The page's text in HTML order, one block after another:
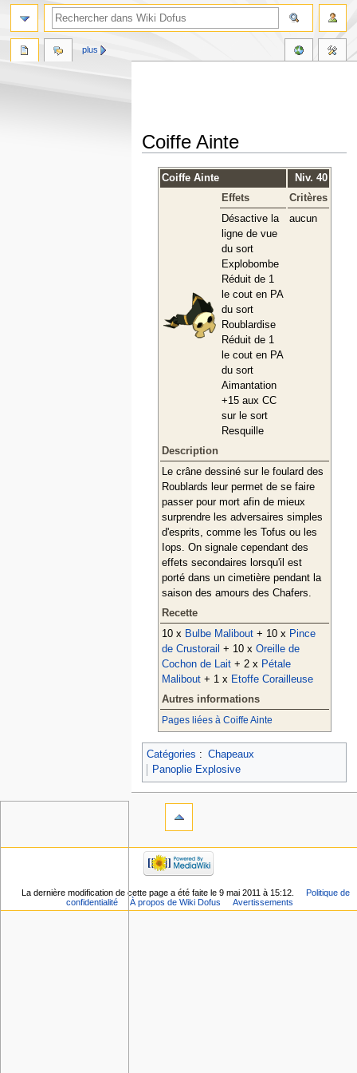
Coiffe Ainte
Coiffe Ainte
Niv. 40
Effets
Critères
Désactive la
ligne de vue
du sort
Explobombe
Réduit de 1
le cout en PA
du sort
Roublardise
Réduit de 1
le cout en PA
du sort
Aimantation
+15 aux CC
sur le sort
Resquille
aucun
Description
Le crâne dessiné sur le foulard des
Roublards leur permet de se faire
passer pour mort afin de mieux
surprendre les adversaires simples
d'esprits, comme les Tofus ou les
Iops. On signale cependant des
effets secondaires lorsqu'il est
porté dans un cimetière pendant la
saison des amours des Chafers.
Recette
10 x Bulbe Malibout+ 10 x Pince
de Crustorail + 10 x Oreille de
Cochon de Lait+ 2 x Pétale
Malibout+ 1 x Etoffe Corailleuse
Autres informations
Pages liées à Coiffe Ainte
Catégories : Chapeaux
Panoplie Explosive
plus
La dernière modification de cette page a été faite le 9 mai 2011 à 15:12.
Politique de
confidentialité
À propos de Wiki Dofus Avertissements